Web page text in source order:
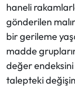
haneli
gönderilen
bir gerileme
madde
değer endeksini
talepteki
Sağlık
Teknoloji